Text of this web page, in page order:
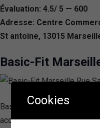
Évaluation: 4.5/ 5 — 600
Adresse: Centre
St antoine, 13015
Basic-Fit
Basic-Fit Marseille Rue
accueillant pour tous,
Cookies